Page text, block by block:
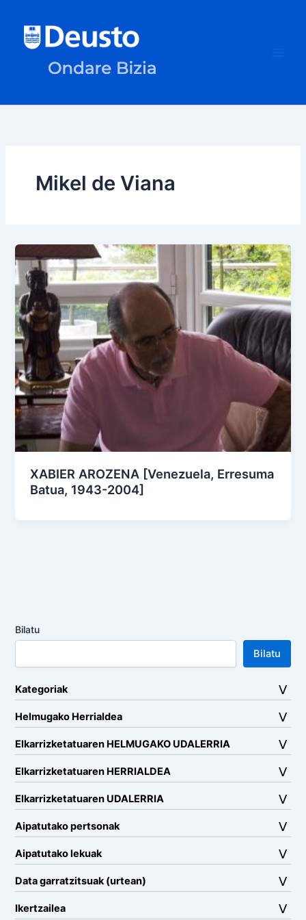
content
Mikel de Viana
XABIER AROZENA [Venezuela, Erresuma
Batua, 1943-2004]
Bilatu
Bilatu
Kategoriak
Helmugako Herrialdea
Elkarrizketatuaren HELMUGAKO UDALERRIA
Elkarrizketatuaren HERRIALDEA
Elkarrizketatuaren UDALERRIA
Aipatutako pertsonak
Aipatutako lekuak
Data garratzitsuak (urtean)
Ikertzailea